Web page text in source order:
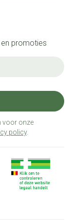
promoties
voor onze
policy.